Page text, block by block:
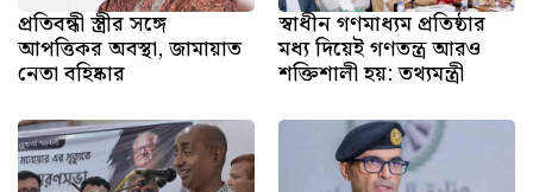
প্রতিবন্ধী স্ত্রীর সঙ্গে
আপত্তিকর অবস্থা, জামায়াত
নেতা বহিষ্কার
স্বাধীন গণমাধ্যম প্রতিষ্ঠার
মধ্য দিয়েই গণতন্ত্র আরও
শক্তিশালী হয়: তথ্যমন্ত্রী